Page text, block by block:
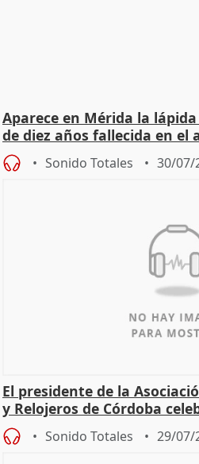
Aparece en Mérida la
de diez años fallecida en el
Sonido Totales 30/07/
El presidente de la
y Relojeros de Córdoba
Sonido Totales 29/07/